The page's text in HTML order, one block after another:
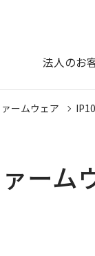
法人のお
ァームウェア
ーム